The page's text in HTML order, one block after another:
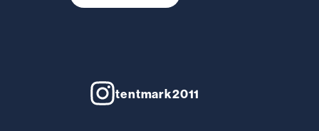
tentmark2011